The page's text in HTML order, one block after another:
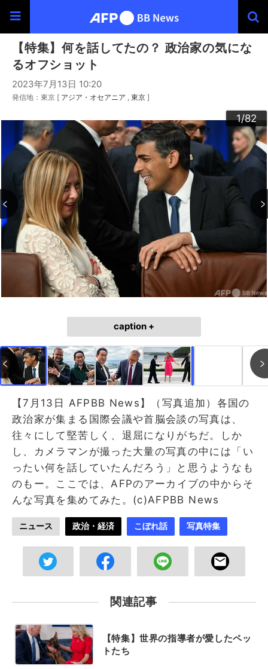
【特集】何を話してたの？ 政治家の気にな
るオフショット
2023年7月13日 10:20
発信地：東京 [ アジア・オセアニア 東京 ]
1/82
2/82
3/82
4/82
5/82
6/82
7/82
8/82
9/82
10/82
11/82
12/82
13/82
14/82
15/82
16/82
17/82
18/82
19/82
20/82
21/82
22/82
23/82
24/82
25/82
26/82
27/82
28/82
29/82
30/82
31/82
32/82
33/82
34/82
35/82
36/82
37/82
38/82
39/82
40/82
41/82
42/82
43/82
44/82
45/82
46/82
47/82
48/82
49/82
50/82
51/82
52/82
53/82
54/82
55/82
56/82
57/82
58/82
59/82
60/82
61/82
62/82
63/82
64/82
65/82
66/82
67/82
68/82
69/82
70/82
71/82
72/82
73/82
74/82
75/82
76/82
77/82
78/82
79/82
80/82
81/82
82/82
caption +
成中 画像作成中
【7月13日 AFPBB News】（写真追加）各国の
政治家が集まる国際会議や首脳会談の写真は、
往々にして堅苦しく、退屈になりがちだ。しか
し、カメラマンが撮った大量の写真の中には「い
ったい何を話していたんだろう」と思うようなも
のもー。ここでは、AFPのアーカイブの中からそ
んな写真を集めてみた。(c)AFPBB News
ニュース 政治・経済 こぼれ話 写真特集
関連記事
【特集】世界の指導者が愛したペッ
トたち